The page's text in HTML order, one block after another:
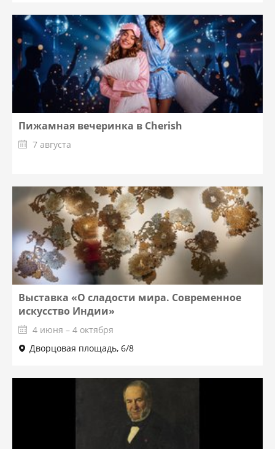
Пижамная вечеринка в Cherish
7 августа
Выставка «О сладости мира. Современное
искусство Индии»
4 июня – 4 октября
Дворцовая площадь, 6/8